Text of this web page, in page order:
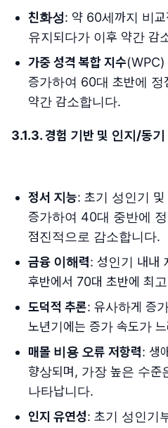
친화성: 약 60세까지 비
유지되다가 이후 약간 감
가중 성격 복합 지수(WPC)
증가하여 60대 초반에 정
약간 감소합니다.
3.1.3. 경험 기반 및 인지/동
정서 지능: 초기 성인기
증가하여 40대 중반에
점진적으로 감소합니다.
금융 이해력: 성인기 내내
후반에서 70대 초반에 최
도덕적 추론: 유사하게 증
노년기에는 증가 속도가
매몰 비용 오류 저항력: 생
향상되며, 가장 높은 수준
나타납니다.
인지 유연성: 초기 성인기